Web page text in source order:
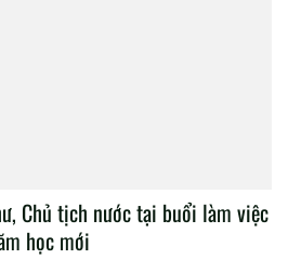
Chủ tịch nước tại buổi làm việc
học mới